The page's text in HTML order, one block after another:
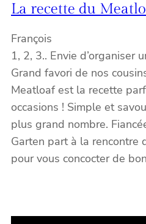
La recette du
François
1, 2, 3.. Envie d’organiser
Grand favori de nos
Meatloaf est la recette
occasions ! Simple et
plus grand nombre.
Garten part à la rencontre
pour vous concocter de